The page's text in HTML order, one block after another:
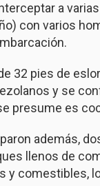
a
con varios
32 pies de
y se
presume es
además,
llenos de
y comestibles,